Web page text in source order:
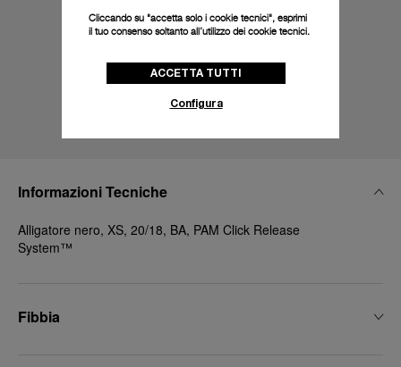
Informazioni Tecniche
Alligatore nero, XS, 20/18, BA, PAM Click Release
System™
Fibbia
Cliccando su "accetta solo i cookie tecnici", esprimi
il tuo consenso soltanto all’utilizzo dei cookie tecnici.
ACCETTA TUTTI
Configura